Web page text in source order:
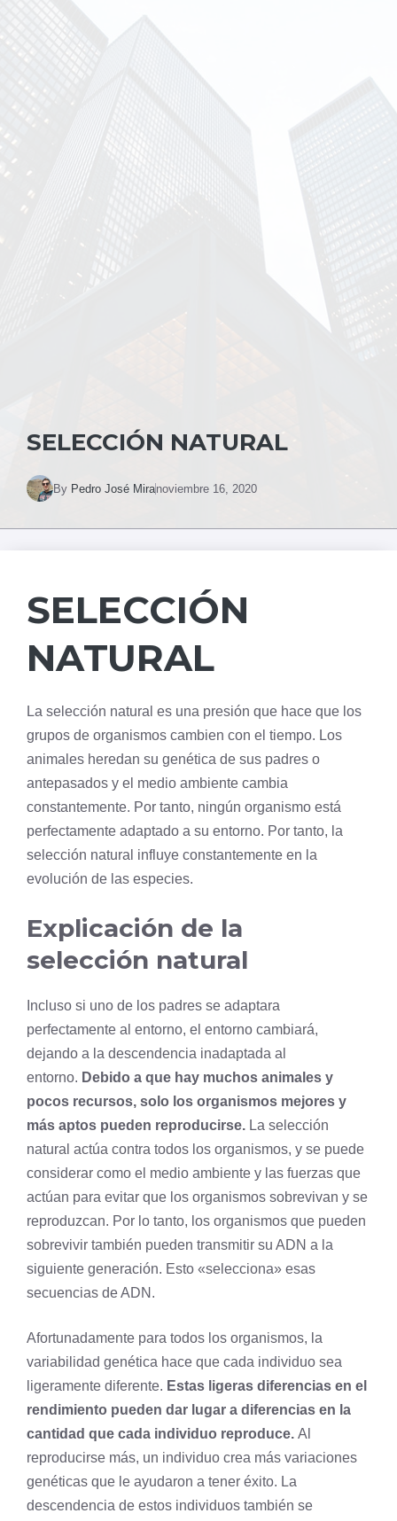
SELECCIÓN NATURAL
By Pedro José Miranoviembre 16, 2020
SELECCIÓN
NATURAL
La selección natural es una presión que hace que los
grupos de organismos cambien con el tiempo. Los
animales heredan su genética de sus padres o
antepasados ​​y el medio ambiente cambia
constantemente. Por tanto, ningún organismo está
perfectamente adaptado a su entorno. Por tanto, la
selección natural influye constantemente en la
evolución de las especies.
Explicación de la
selección natural
Incluso si uno de los padres se adaptara
perfectamente al entorno, el entorno cambiará,
dejando a la descendencia inadaptada al
entorno. Debido a que hay muchos animales y
pocos recursos, solo los organismos mejores y
más aptos pueden reproducirse. La selección
natural actúa contra todos los organismos, y se puede
considerar como el medio ambiente y las fuerzas que
actúan para evitar que los organismos sobrevivan y se
reproduzcan. Por lo tanto, los organismos que pueden
sobrevivir también pueden transmitir su ADN a la
siguiente generación. Esto «selecciona» esas
secuencias de ADN.
Afortunadamente para todos los organismos, la
variabilidad genética hace que cada individuo sea
ligeramente diferente. Estas ligeras diferencias en el
rendimiento pueden dar lugar a diferencias en la
cantidad que cada individuo reproduce. Al
reproducirse más, un individuo crea más variaciones
genéticas que le ayudaron a tener éxito. La
descendencia de estos individuos también se